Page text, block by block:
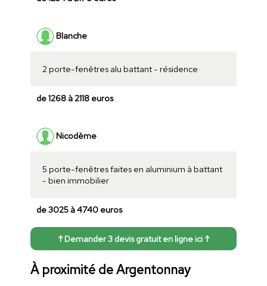
Blanche
2 porte-fenêtres alu battant - résidence
de 1268 à 2118 euros
Nicodème
5 porte-fenêtres faites en aluminium à battant
- bien immobilier
de 3025 à 4740 euros
↑ Demander 3 devis gratuit en ligne ici ↑
À proximité de Argentonnay